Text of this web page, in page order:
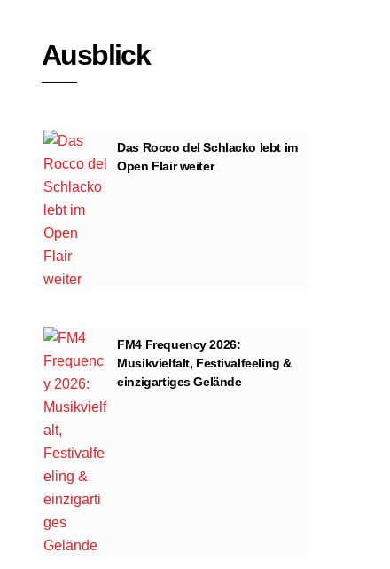
Ausblick
Das Rocco del Schlacko lebt im
Open Flair weiter
FM4 Frequency 2026:
Musikvielfalt, Festivalfeeling &
einzigartiges Gelände